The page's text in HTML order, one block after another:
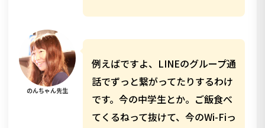
のんちゃん先生
例えばですよ、LINEのグループ通
話でずっと繋がってたりするわけ
です。今の中学生とか。ご飯食べ
てくるねって抜けて、今のWi-Fiっ